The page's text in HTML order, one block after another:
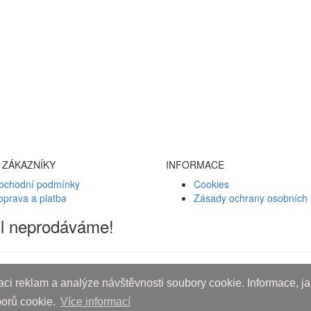
reklam a analýze návštěvnosti soubory cookie. Informace,
cookie. Více informací
podmínky
a platba
INFORMACE
Cookies
Zásady ochrany osobních
neprodáváme!